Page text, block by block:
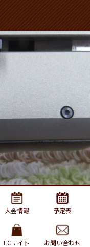
⼤会情報 予定表
ECサイト お問い合わせ